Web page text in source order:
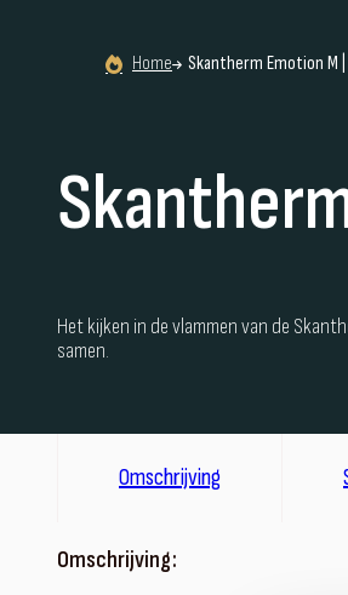
Home Skantherm Emotion M
Het kijken in de vlammen van de
samen.
Omschrijving
Omschrijving: